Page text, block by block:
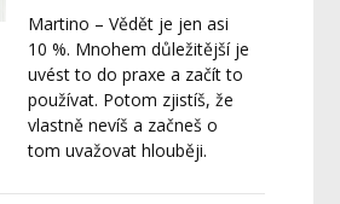
Martino – Vědět je jen asi
10 %. Mnohem důležitější je
uvést to do praxe a začít to
používat. Potom zjistíš, že
vlastně nevíš a začneš o
tom uvažovat hlouběji.